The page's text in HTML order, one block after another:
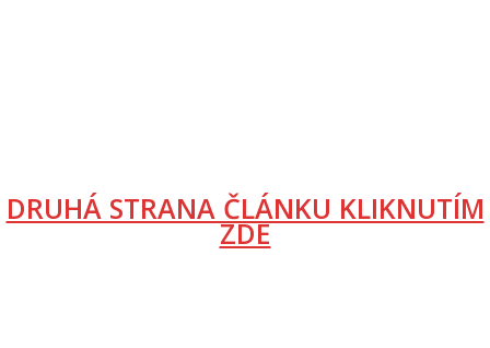
DRUHÁ STRANA ČLÁNKU KLIKNUTÍM
ZDE